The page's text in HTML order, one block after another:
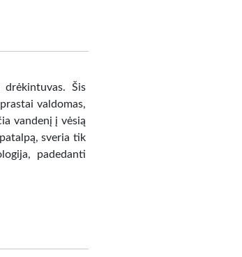
Šis
valdomas,
vandenį į vėsią
sveria tik
padedanti